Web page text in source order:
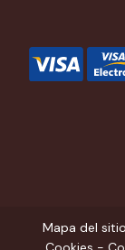
Mapa del sitio